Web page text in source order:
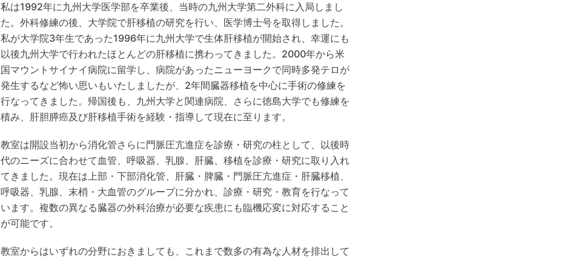
私は1992年に九州大学医学部を卒業後、当時の九州大学第二外科に入局しまし
た。外科修練の後、大学院で肝移植の研究を行い、医学博士号を取得しました。
私が大学院3年生であった1996年に九州大学で生体肝移植が開始され、幸運にも
以後九州大学で行われたほとんどの肝移植に携わってきました。2000年から米
国マウントサイナイ病院に留学し、病院があったニューヨークで同時多発テロが
発生するなど怖い思いもいたしましたが、2年間臓器移植を中心に手術の修練を
行なってきました。帰国後も、九州大学と関連病院、さらに徳島大学でも修練を
積み、肝胆膵癌及び肝移植手術を経験・指導して現在に至ります。
教室は開設当初から消化管さらに門脈圧亢進症を診療・研究の柱として、以後時
代のニーズに合わせて血管、呼吸器、乳腺、肝臓、移植を診療・研究に取り入れ
てきました。現在は上部・下部消化管、肝臓・脾臓・門脈圧亢進症・肝臓移植、
呼吸器、乳腺、末梢・大血管のグループに分かれ、診療・研究・教育を行なって
います。複数の異なる臓器の外科治療が必要な疾患にも臨機応変に対応すること
が可能です。
教室からはいずれの分野におきましても、これまで数多の有為な人材を排出して